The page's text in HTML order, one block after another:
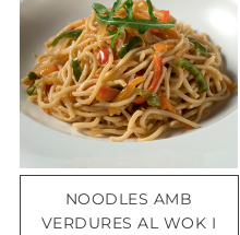
NOODLES AMB
VERDURES AL WOK I